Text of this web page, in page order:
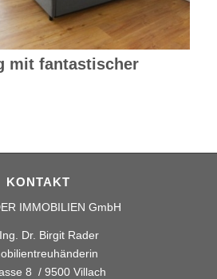
mit fantastischer
KONTAKT
IMMOBILIEN GmbH
Dr. Birgit Rader
8 / 9500 Villach